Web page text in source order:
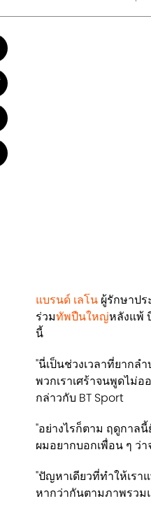
แบรนด์ เลโน ผู้รักษาปร
ร่วมทัพปืนใหญ่หลังแพ้
นี้
"นี่เป็นช่วงเวลาที่ยาก
พวกเราเศร้าจนพูดไม่
กล่าวกับ BT Sport
"อย่างไรก็ตาม ฤดูกาลนี้
ผมอยากบอกเพื่อน ๆ ว่
"ปัญหาเดียวที่ทำให้เรา
หากว่ากันตามภาพรวม